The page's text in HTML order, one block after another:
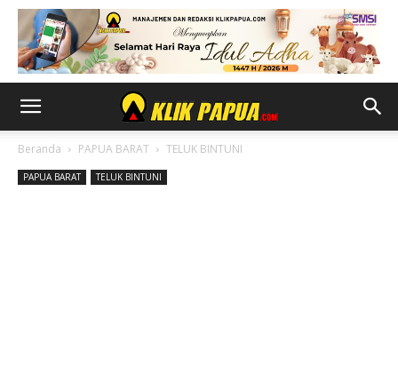
Beranda PAPUA BARAT TELUK BINTUNI
PAPUA BARAT TELUK BINTUNI